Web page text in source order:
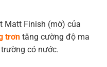
Matt Finish (mờ) của
trơn tăng cường độ ma
có nước.